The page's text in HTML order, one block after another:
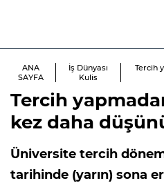
ANA
SAYFA
İş Dünyası
Kulis
Tercih
Tercih
kez daha
Üniversite tercih
tarihinde (yarın) sona